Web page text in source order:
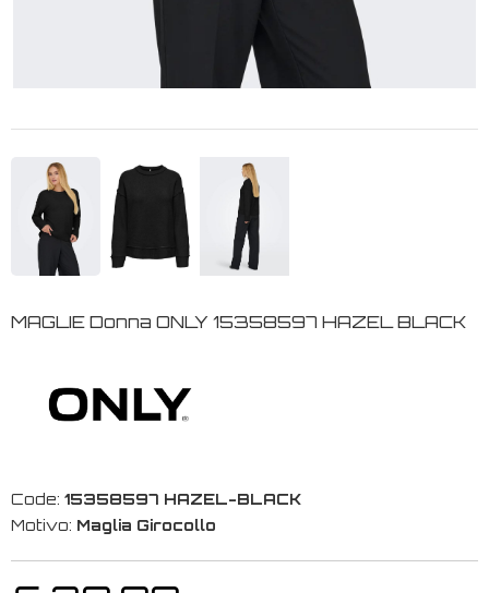
MAGLIE Donna ONLY 15358597 HAZEL BLACK
Code: 15358597 HAZEL-BLACK
Motivo: Maglia Girocollo